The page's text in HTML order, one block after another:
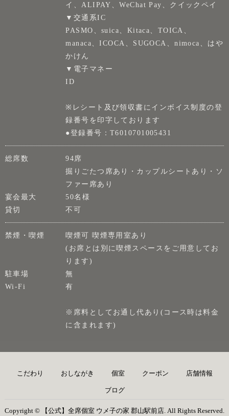
イ、ALIPAY、WeChat Pay、クイックペイ
▼交通系IC
PASMO、suica、Kitaca、TOICA、
manaca、ICOCA、SUGOCA、nimoca、はや
かけん
▼電子マネー
ID
※レシート及び領収書にインボイス制度の登
録番号を印字しております
●登録番号：T6010701005431
総席数
94席
掘りごたつ席あり・カップルシートあり・ソ
ファー席あり
宴会最大
50名様
貸切
不可
禁煙・喫煙
喫煙可 喫煙専用室あり
(お席とは別に喫煙スペースをご用意してお
ります)
駐車場
無
Wi-Fi
有
※席料としてお通し代あり(コース時は料金
に含まれます)
こだわり おしながき 個室 クーポン 店舗情報
ブログ
Copyright © 【公式】全席個室 ウメ子の家 郡山駅前店. All Rights Reserved.